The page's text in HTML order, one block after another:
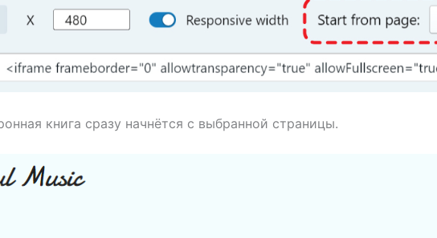
книга сразу начнётся с выбранной страницы.